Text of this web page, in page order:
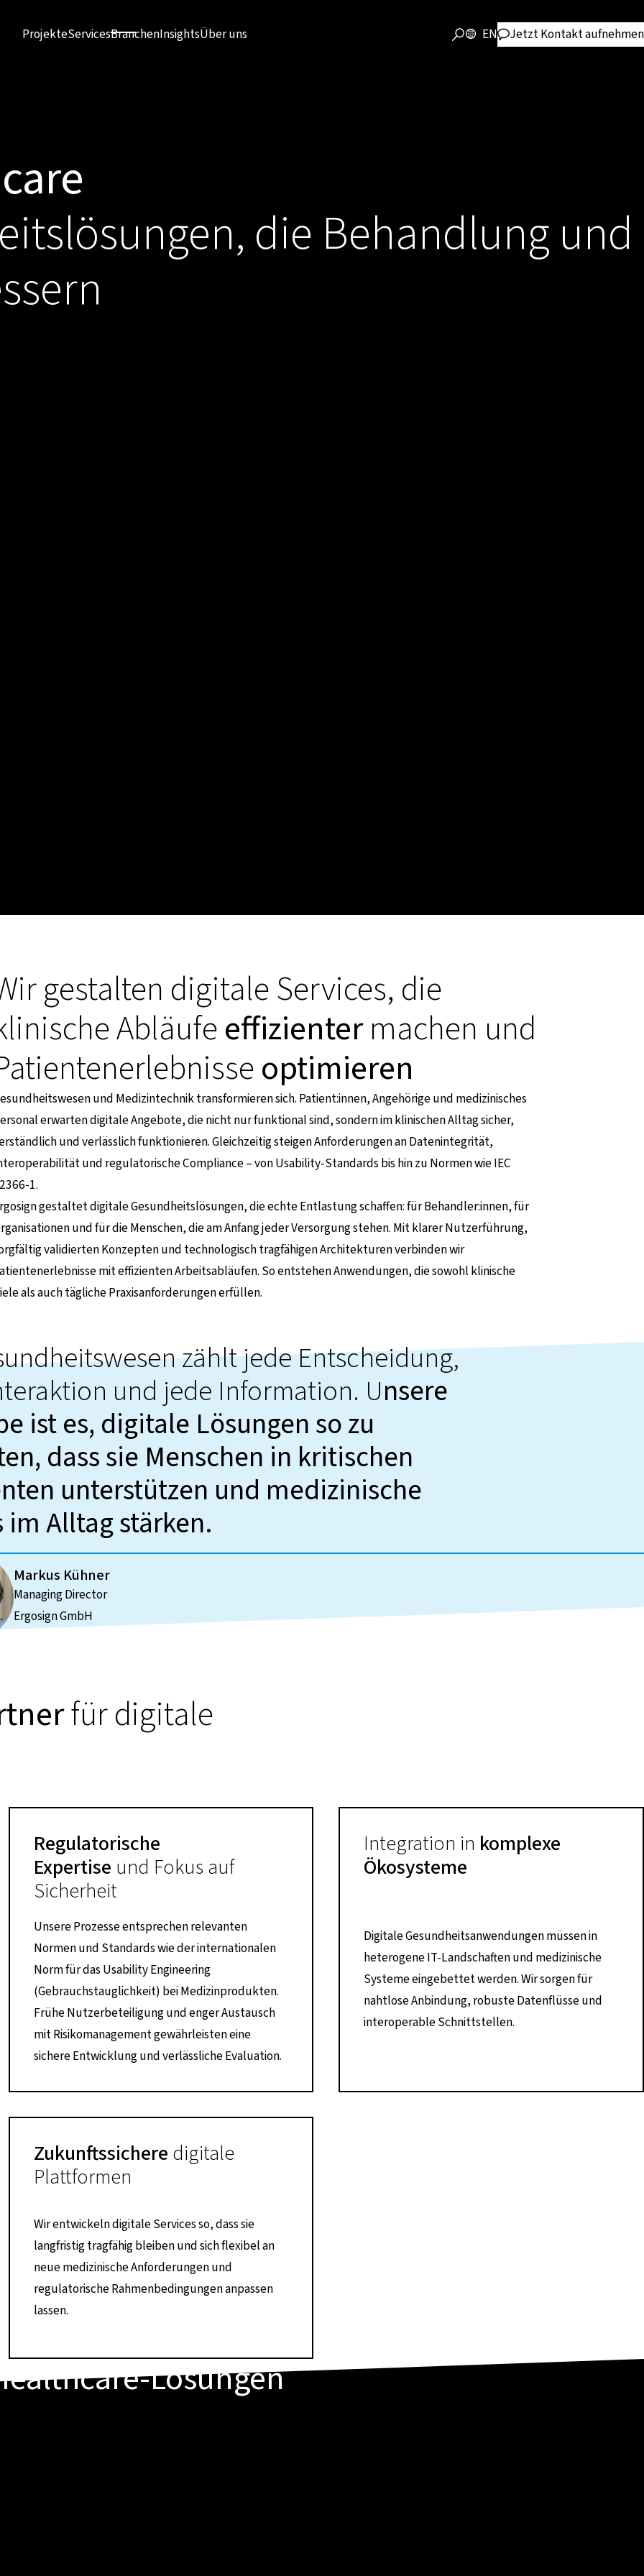
ProjekteServicesBranchenInsightsÜber uns EN Jetzt Kontakt aufnehmen
die Behandlung und
gestalten digitale Services, die
Abläufeeffizientermachen und
optimieren
und Medizintechnik transformieren sich. Patient:innen, Angehörige und medizinisches
erwarten digitale Angebote, die nicht nur funktional sind, sondern im klinischen Alltag sicher,
und verlässlich funktionieren. Gleichzeitig steigen Anforderungen an Datenintegrität,
und regulatorische Compliance – von Usability-Standards bis hin zu Normen wie IEC
1.
gestaltet digitale Gesundheitslösungen, die echte Entlastung schaffen: für Behandler:innen, für
und für die Menschen, die am Anfang jeder Versorgung stehen. Mit klarer Nutzerführung,
validierten Konzepten und technologisch tragfähigen Architekturen verbinden wir
mit effizienten Arbeitsabläufen. So entstehen Anwendungen, die sowohl klinische
als auch tägliche Praxisanforderungen erfüllen.
zählt jede Entscheidung,
und jede Information. Unsere
ist es, digitale Lösungen so zu
dass sie Menschen in kritischen
unterstützen und medizinische
im Alltag stärken.
Markus Kühner
Managing Director
Ergosign GmbH
für digitale
Regulatorische
Expertise und Fokus auf
Sicherheit
Unsere Prozesse entsprechen relevanten
Normen und Standards wie der internationalen
Norm für das Usability Engineering
(Gebrauchstauglichkeit) bei Medizinprodukten.
Frühe Nutzerbeteiligung und enger Austausch
mit Risikomanagement gewährleisten eine
sichere Entwicklung und verlässliche Evaluation.
Integration in komplexe
Ökosysteme
Digitale Gesundheitsanwendungen müssen in
heterogene IT-Landschaften und medizinische
Systeme eingebettet werden. Wir sorgen für
nahtlose Anbindung, robuste Datenflüsse und
interoperable Schnittstellen.
Zukunftssichere digitale
Plattformen
Wir entwickeln digitale Services so, dass sie
langfristig tragfähig bleiben und sich flexibel an
neue medizinische Anforderungen und
regulatorische Rahmenbedingungen anpassen
lassen.
Lösungen